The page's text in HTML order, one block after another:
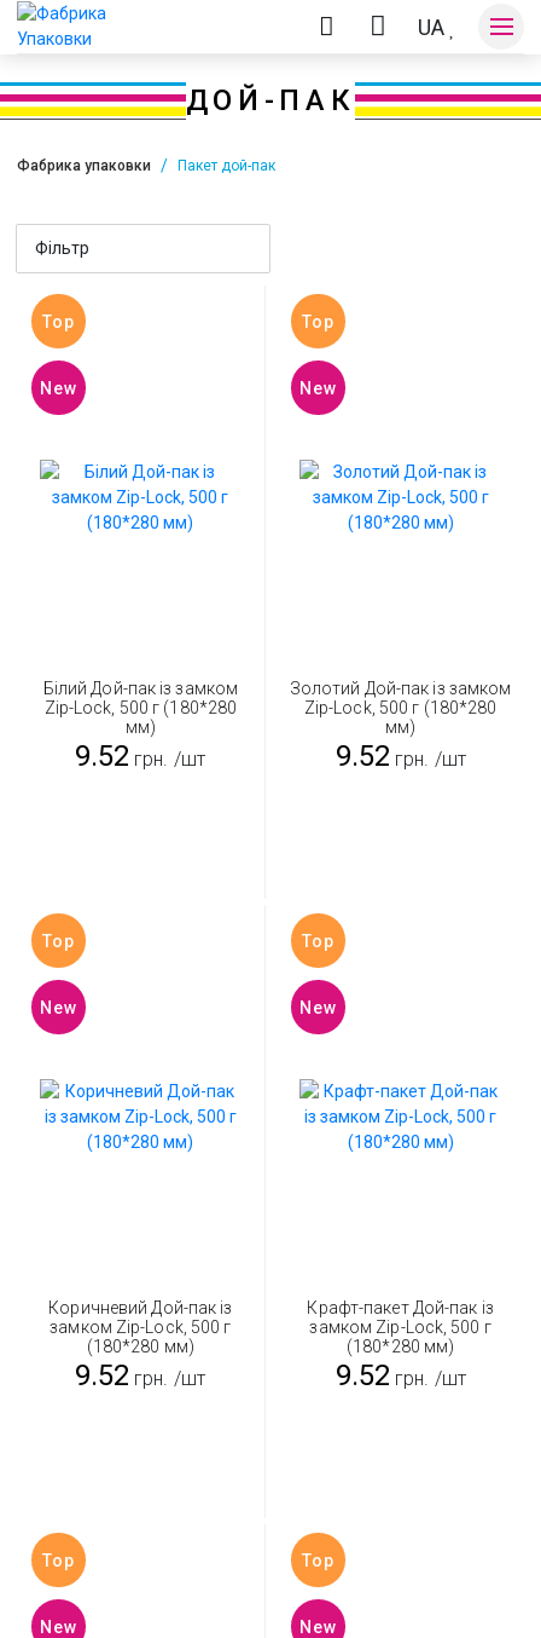
UA
Оплата та доставка
ДОЙ-ПАК
Фабрика упаковки Пакет дой-пак
Фільтр
Top
New
Білий Дой-пак із замком
Zip-Lock, 500 г (180*280
мм)
9.52 грн. /шт
Top
New
Золотий Дой-пак із замком
Zip-Lock, 500 г (180*280
мм)
9.52 грн. /шт
Top
New
Коричневий Дой-пак із
замком Zip-Lock, 500 г
(180*280 мм)
9.52 грн. /шт
Top
New
Крафт-пакет Дой-пак із
замком Zip-Lock, 500 г
(180*280 мм)
9.52 грн. /шт
Top
New
Top
New